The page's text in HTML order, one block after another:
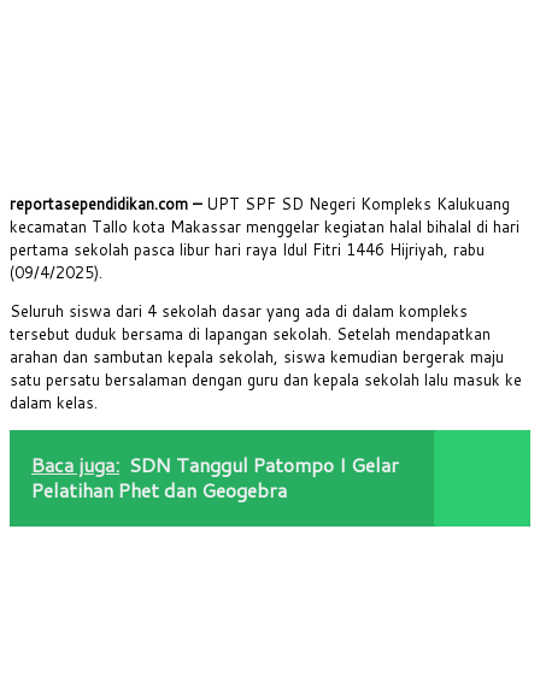
reportasependidikan.com – UPT SPF SD Negeri Kompleks Kalukuang
kecamatan Tallo kota Makassar menggelar kegiatan halal bihalal di hari
pertama sekolah pasca libur hari raya Idul Fitri 1446 Hijriyah, rabu
(09/4/2025).
Seluruh siswa dari 4 sekolah dasar yang ada di dalam kompleks
tersebut duduk bersama di lapangan sekolah. Setelah mendapatkan
arahan dan sambutan kepala sekolah, siswa kemudian bergerak maju
satu persatu bersalaman dengan guru dan kepala sekolah lalu masuk ke
dalam kelas.
Baca juga: SDN Tanggul Patompo I Gelar
Pelatihan Phet dan Geogebra